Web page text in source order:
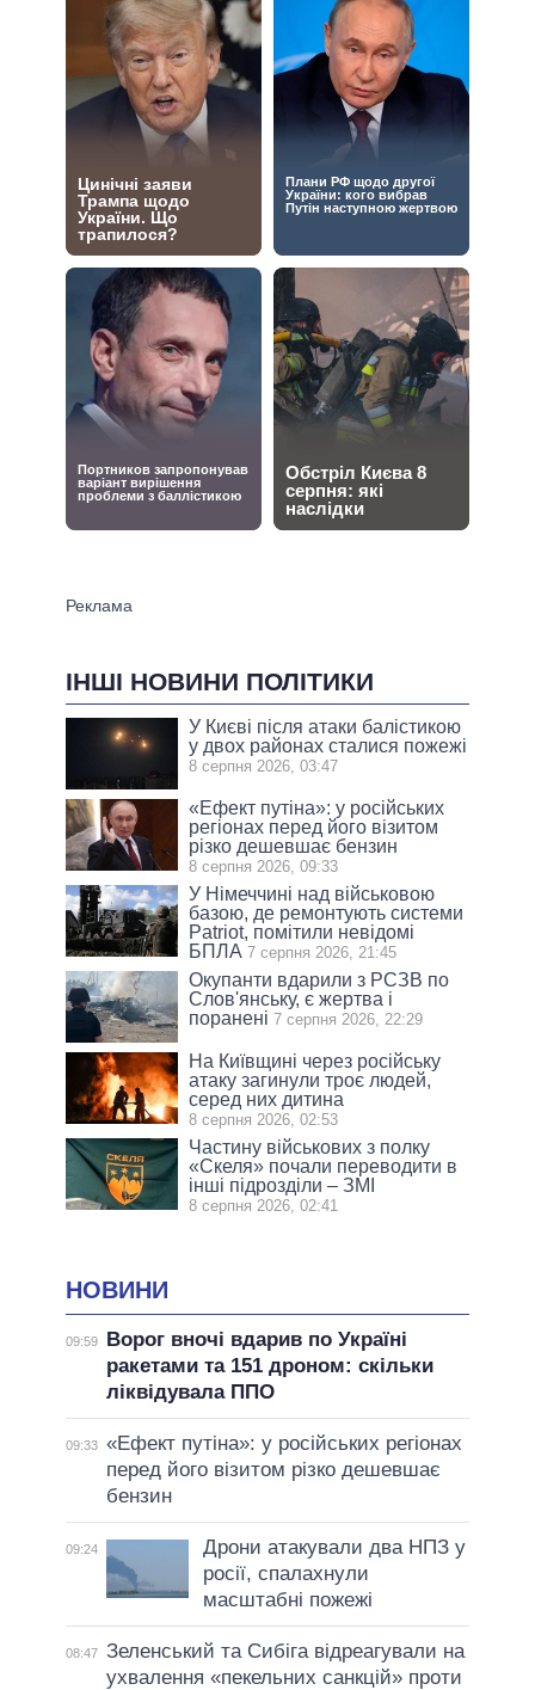
ІНШІ НОВИНИ ПОЛІТИКИ
У Києві після атаки балістикою
у двох районах сталися пожежі
8 серпня 2026, 03:47
«Ефект путіна»: у російських
регіонах перед його візитом
різко дешевшає бензин
8 серпня 2026, 09:33
У Німеччині над військовою
базою, де ремонтують системи
Patriot, помітили невідомі
БПЛА 7 серпня 2026, 21:45
Окупанти вдарили з РСЗВ по
Слов'янську, є жертва і
поранені 7 серпня 2026, 22:29
На Київщині через російську
атаку загинули троє людей,
серед них дитина
8 серпня 2026, 02:53
Частину військових з полку
«Скеля» почали переводити в
інші підрозділи – ЗМІ
8 серпня 2026, 02:41
НОВИНИ
09:59
Ворог вночі вдарив по Україні
ракетами та 151 дроном: скільки
ліквідувала ППО
09:33 «Ефект путіна»: у російських регіонах
перед його візитом різко дешевшає
бензин
09:24
Дрони атакували два НПЗ у
росії, спалахнули
масштабні пожежі
08:47 Зеленський та Сибіга відреагували на
ухвалення «пекельних санкцій» проти